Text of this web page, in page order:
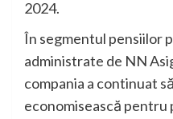
2024.
În segmentul pensiilor
administrate de NN
compania a continuat
economisească pentru